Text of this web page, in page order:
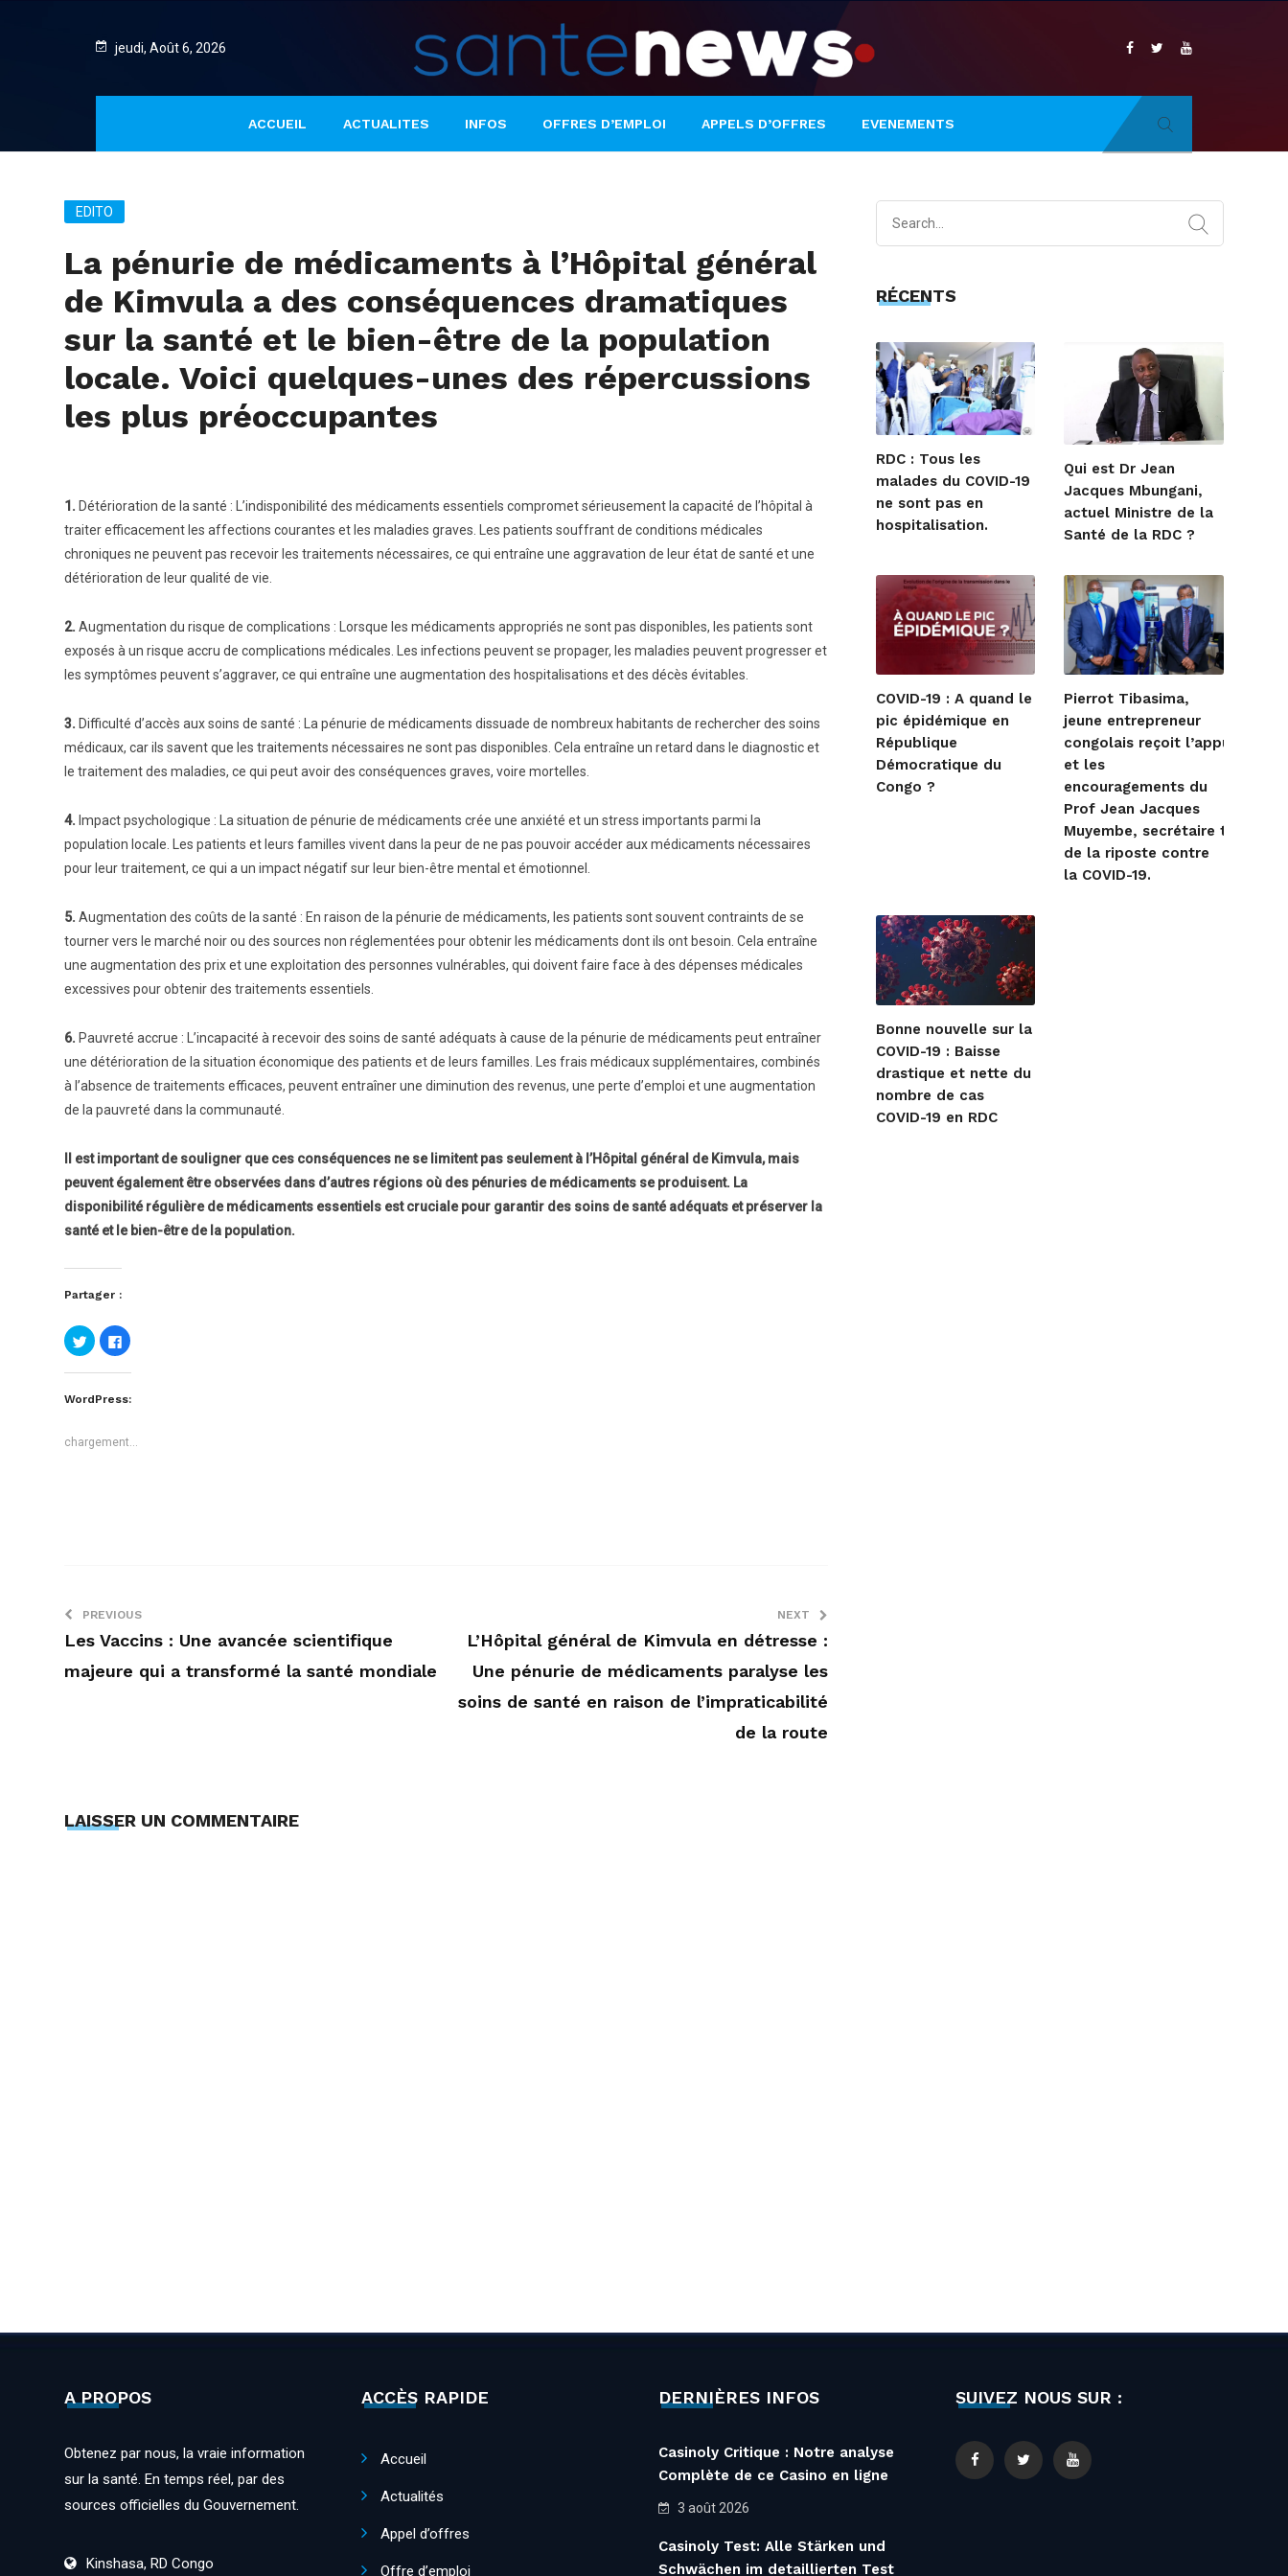
jeudi, Août 6, 2026
ACCUEIL ACTUALITES INFOS OFFRES D’EMPLOI APPELS D’OFFRES EVENEMENTS
EDITO
La pénurie de médicaments à l’Hôpital général
de Kimvula a des conséquences dramatiques
sur la santé et le bien-être de la population
locale. Voici quelques-unes des répercussions
les plus préoccupantes
1. Détérioration de la santé : L’indisponibilité des médicaments essentiels compromet sérieusement la capacité de l’hôpital à
traiter efficacement les affections courantes et les maladies graves. Les patients souffrant de conditions médicales
chroniques ne peuvent pas recevoir les traitements nécessaires, ce qui entraîne une aggravation de leur état de santé et une
détérioration de leur qualité de vie.
2. Augmentation du risque de complications : Lorsque les médicaments appropriés ne sont pas disponibles, les patients sont
exposés à un risque accru de complications médicales. Les infections peuvent se propager, les maladies peuvent progresser et
les symptômes peuvent s’aggraver, ce qui entraîne une augmentation des hospitalisations et des décès évitables.
3. Difficulté d’accès aux soins de santé : La pénurie de médicaments dissuade de nombreux habitants de rechercher des soins
médicaux, car ils savent que les traitements nécessaires ne sont pas disponibles. Cela entraîne un retard dans le diagnostic et
le traitement des maladies, ce qui peut avoir des conséquences graves, voire mortelles.
4. Impact psychologique : La situation de pénurie de médicaments crée une anxiété et un stress importants parmi la
population locale. Les patients et leurs familles vivent dans la peur de ne pas pouvoir accéder aux médicaments nécessaires
pour leur traitement, ce qui a un impact négatif sur leur bien-être mental et émotionnel.
5. Augmentation des coûts de la santé : En raison de la pénurie de médicaments, les patients sont souvent contraints de se
tourner vers le marché noir ou des sources non réglementées pour obtenir les médicaments dont ils ont besoin. Cela entraîne
une augmentation des prix et une exploitation des personnes vulnérables, qui doivent faire face à des dépenses médicales
excessives pour obtenir des traitements essentiels.
6. Pauvreté accrue : L’incapacité à recevoir des soins de santé adéquats à cause de la pénurie de médicaments peut entraîner
une détérioration de la situation économique des patients et de leurs familles. Les frais médicaux supplémentaires, combinés
à l’absence de traitements efficaces, peuvent entraîner une diminution des revenus, une perte d’emploi et une augmentation
de la pauvreté dans la communauté.
Il est important de souligner que ces conséquences ne se limitent pas seulement à l’Hôpital général de Kimvula, mais
peuvent également être observées dans d’autres régions où des pénuries de médicaments se produisent. La
disponibilité régulière de médicaments essentiels est cruciale pour garantir des soins de santé adéquats et préserver la
santé et le bien-être de la population.
Partager :
Cliquez
pour
partager
sur
dans
une
Cliquez
pour
sur
dans
une
WordPress:
chargement…
PREVIOUS
Les Vaccins : Une avancée scientifique
majeure qui a transformé la santé mondiale
NEXT
L’Hôpital général de Kimvula en détresse :
Une pénurie de médicaments paralyse les
soins de santé en raison de l’impraticabilité
de la route
LAISSER UN COMMENTAIRE
RÉCENTS
RDC : Tous les
malades du COVID-19
ne sont pas en
hospitalisation.
Qui est Dr Jean
Jacques Mbungani,
actuel Ministre de la
Santé de la RDC ?
COVID-19 : A quand le
pic épidémique en
République
Démocratique du
Congo ?
Pierrot Tibasima,
jeune entrepreneur
congolais reçoit l’appui
et les
encouragements du
Prof Jean Jacques
Muyembe, secrétaire
de la riposte contre
la COVID-19.
Bonne nouvelle sur la
COVID-19 : Baisse
drastique et nette du
nombre de cas
COVID-19 en RDC
A PROPOS
Obtenez par nous, la vraie information
sur la santé. En temps réel, par des
sources officielles du Gouvernement.
Kinshasa, RD Congo
ACCÈS RAPIDE
Accueil
Actualités
Appel d’offres
Offre d’emploi
DERNIÈRES INFOS
Casinoly Critique : Notre analyse
Complète de ce Casino en ligne
3 août 2026
Casinoly Test: Alle Stärken und
Schwächen im detaillierten Test
SUIVEZ NOUS SUR :